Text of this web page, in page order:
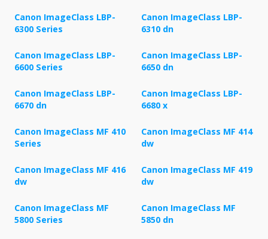
Canon ImageClass LBP-
6300 Series
Canon ImageClass LBP-
6310 dn
Canon ImageClass LBP-
6600 Series
Canon ImageClass LBP-
6650 dn
Canon ImageClass LBP-
6670 dn
Canon ImageClass LBP-
6680 x
Canon ImageClass MF 410
Series
Canon ImageClass MF 414
dw
Canon ImageClass MF 416
dw
Canon ImageClass MF 419
dw
Canon ImageClass MF
5800 Series
Canon ImageClass MF
5850 dn